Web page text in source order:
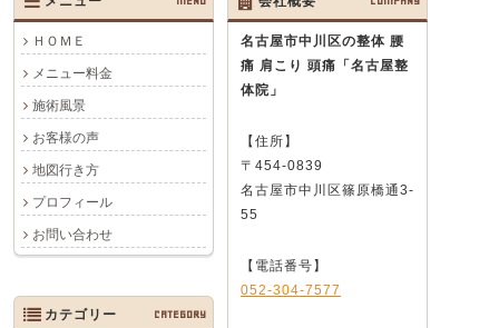
ＨＯＭＥ
メニュー料金
施術風景
お客様の声
地図行き方
プロフィール
お問い合わせ
名古屋市中川区の整体 腰
痛 肩こり 頭痛 「名古屋整
体院」
【住所】
〒454-0839
名古屋市中川区篠原橋通3-
55
【電話番号】
052-304-7577
カテゴリー CATEGORY